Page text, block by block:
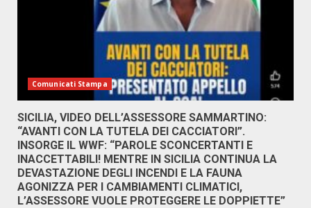
Comunicati Stampa
SICILIA, VIDEO DELL’ASSESSORE SAMMARTINO:
“AVANTI CON LA TUTELA DEI CACCIATORI”.
INSORGE IL WWF: “PAROLE SCONCERTANTI E
INACCETTABILI! MENTRE IN SICILIA CONTINUA LA
DEVASTAZIONE DEGLI INCENDI E LA FAUNA
AGONIZZA PER I CAMBIAMENTI CLIMATICI,
L’ASSESSORE VUOLE PROTEGGERE LE DOPPIETTE”